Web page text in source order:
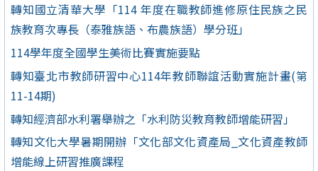
轉知國立清華大學「114 年度在職教師進修原住民族之民
族教育次專長（泰雅族語、布農族語）學分班」
114學年度全國學生美術比賽實施要點
轉知臺北市教師研習中心114年教師聯誼活動實施計畫(第
11-14期)
轉知經濟部水利署舉辦之「水利防災教育教師增能研習」
轉知文化大學暑期開辦「文化部文化資產局_文化資產教師
增能線上研習推廣課程